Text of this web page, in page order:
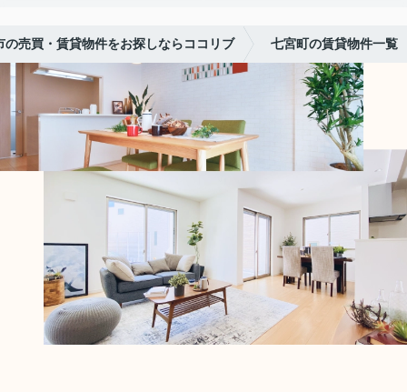
の売買・賃貸物件をお探しならココリブ 七宮町の賃貸物件一覧